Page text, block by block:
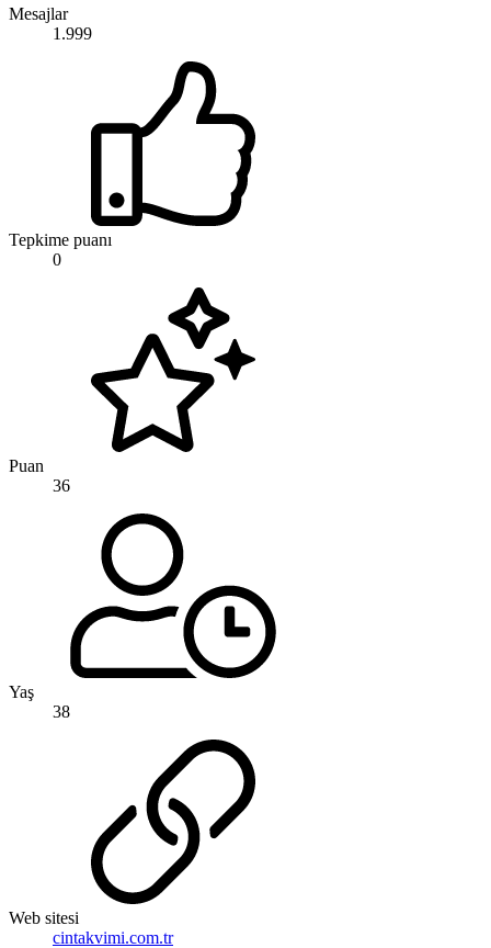
Mesajlar
1.999
Tepkime puanı
0
Puan
36
Yaş
38
Web sitesi
cintakvimi.com.tr